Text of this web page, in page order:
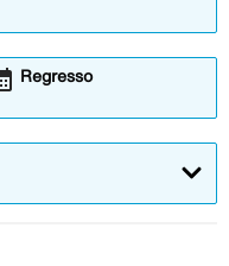
Regresso